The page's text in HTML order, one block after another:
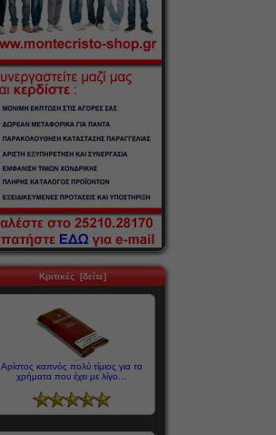
Κριτικές [δείτε]
Αρίστος καπνός πολύ τίμιος για τα
χρήματα που έχει με λίγο...